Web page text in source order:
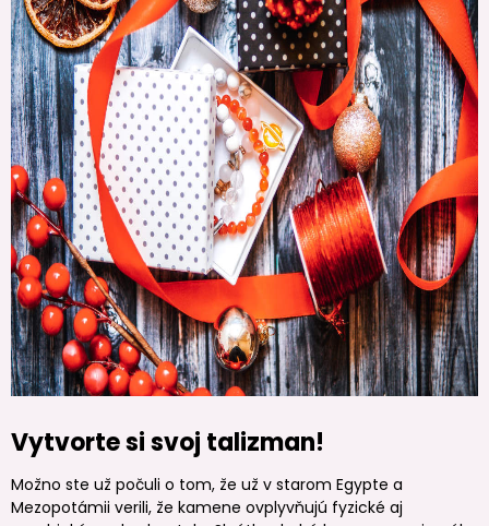
Vytvorte si svoj talizman!
Možno ste už počuli o tom, že už v starom Egypte a
Mezopotámii verili, že kamene ovplyvňujú fyzické aj